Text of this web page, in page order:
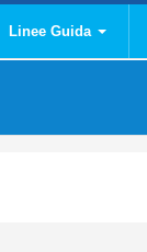
Linee Guida